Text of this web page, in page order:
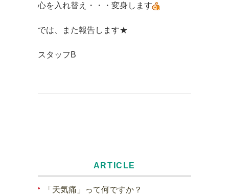
心を入れ替え・・・変身します
では、また報告します★
スタッフB
ARTICLE
「天気痛」って何ですか？